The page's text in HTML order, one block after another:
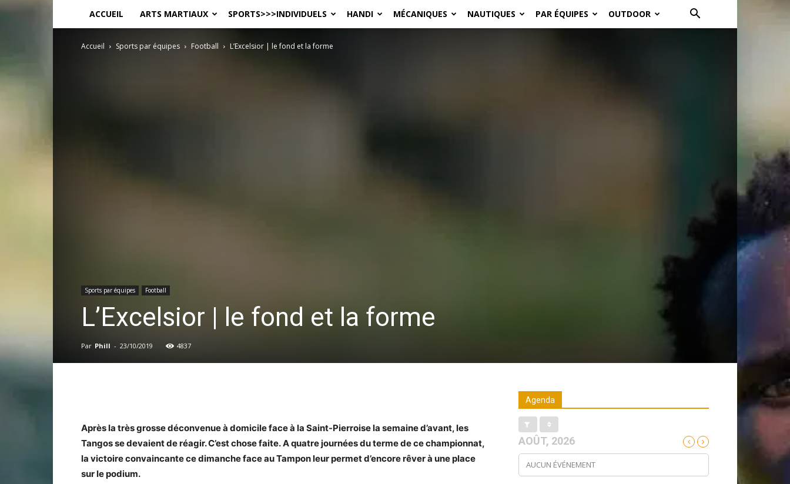
ACCUEIL ARTS MARTIAUX SPORTS>>>INDIVIDUELS HANDI MÉCANIQUES NAUTIQUES PAR ÉQUIPES OUTDOOR
Accueil Sports par équipes Football L’Excelsior | le fond et la forme
Sports par équipes Football
L’Excelsior | le fond et la forme
Par Phill - 23/10/2019 4837
Après la très grosse déconvenue à domicile face à la Saint-Pierroise la semaine d’avant, les
Tangos se devaient de réagir. C’est chose faite. A quatre journées du terme de ce championnat,
la victoire convaincante ce dimanche face au Tampon leur permet d’encore rêver à une place
sur le podium.
Agenda
AOÛT, 2026
AUCUN ÉVÉNEMENT